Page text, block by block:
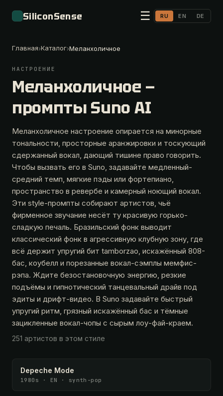
SiliconSense ☰ RU EN DE
Главная›Каталог›Меланхоличное
НАСТРОЕНИЕ
Меланхоличное —
промпты Suno AI
Меланхоличное настроение опирается на минорные
тональности, просторные аранжировки и тоскующий
сдержанный вокал, дающий тишине право говорить.
Чтобы вызвать его в Suno, задавайте медленный-
средний темп, мягкие пэды или фортепиано,
пространство в ревербе и камерный ноющий вокал.
Эти style-промпты собирают артистов, чьё
фирменное звучание несёт ту красивую горько-
сладкую печаль. Бразильский фонк выводит
классический фонк в агрессивную клубную зону, где
всё держит упругий бит tamborzao, искажённый 808-
бас, коубелл и порезанные вокал-сэмплы мемфис-
рэпа. Ждите безостановочную энергию, резкие
подъёмы и гипнотический танцевальный драйв под
эдиты и дрифт-видео. В Suno задавайте быстрый
упругий ритм, грязный искажённый бас и тёмные
зацикленные вокал-чопы с сырым лоу-фай-краем.
251 артистов в этом стиле
Depeche Mode
1980s · EN · synth-pop